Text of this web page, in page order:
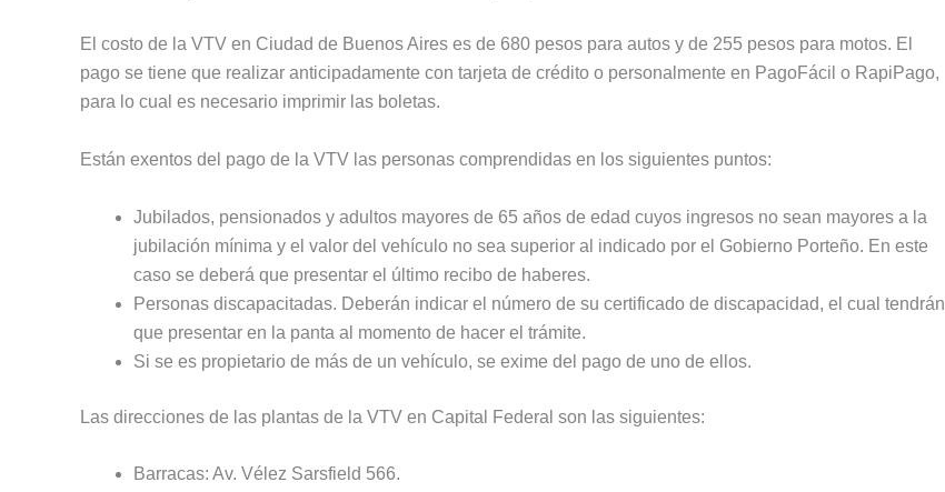
El costo de la VTV en Ciudad de Buenos Aires es de 680 pesos para autos y de 255 pesos para motos. El
pago se tiene que realizar anticipadamente con tarjeta de crédito o personalmente en PagoFácil o RapiPago,
para lo cual es necesario imprimir las boletas.
Están exentos del pago de la VTV las personas comprendidas en los siguientes puntos:
Jubilados, pensionados y adultos mayores de 65 años de edad cuyos ingresos no sean mayores a la
jubilación mínima y el valor del vehículo no sea superior al indicado por el Gobierno Porteño. En este
caso se deberá que presentar el último recibo de haberes.
Personas discapacitadas. Deberán indicar el número de su certificado de discapacidad, el cual tendrán
que presentar en la panta al momento de hacer el trámite.
Si se es propietario de más de un vehículo, se exime del pago de uno de ellos.
Las direcciones de las plantas de la VTV en Capital Federal son las siguientes:
Barracas: Av. Vélez Sarsfield 566.